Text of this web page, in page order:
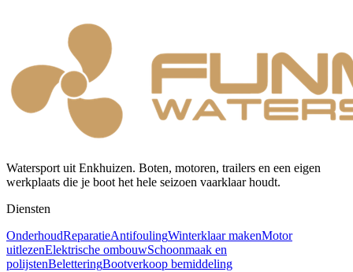
Watersport uit Enkhuizen. Boten, motoren, trailers en een eigen
werkplaats die je boot het hele seizoen vaarklaar houdt.
Diensten
OnderhoudReparatieAntifoulingWinterklaar makenMotor
uitlezenElektrische ombouwSchoonmaak en
polijstenBeletteringBootverkoop bemiddeling